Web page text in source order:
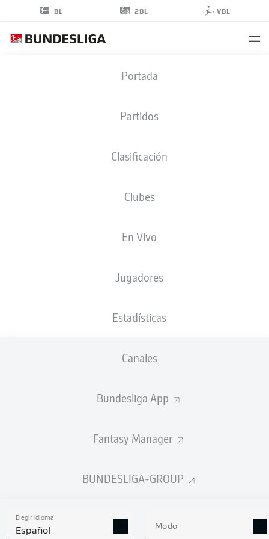
BL 2BL VBL
Portada
Partidos
Clasificación
Clubes
En Vivo
Jugadores
Estadísticas
Canales
Bundesliga App
Fantasy Manager
BUNDESLIGA-GROUP
Elegir idioma
Español Modo
NACIÓN
14.02.1985
ÚLTIMO PARTIDO
WOB FCK